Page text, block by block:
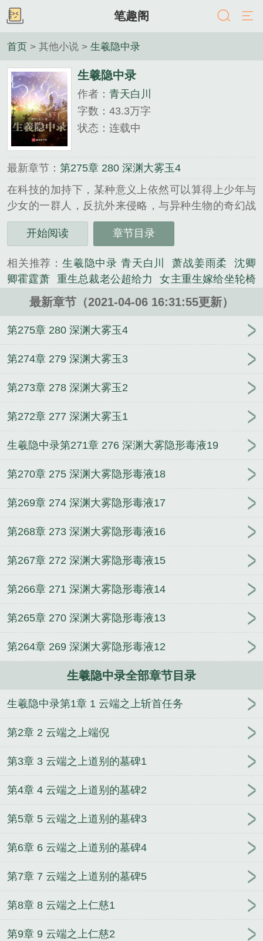
笔趣阁
首页 > 其他小说 > 生羲隐中录
生羲隐中录
作者： 青天白川
字数：43.3万字
状态：连载中
最新章节： 第275章 280 深渊大雾玉4
在科技的加持下，某种意义上依然可以算得上少年与
少女的一群人，反抗外来侵略，与异种生物的奇幻战
争。...
《生羲隐中录》是青天白川精心创作的其他小说类小
开始阅读 章节目录
相关推荐：生羲隐中录 青天白川 萧战姜雨柔
沈卿
卿霍霆萧
重生总裁老公超给力
女主重生嫁给坐轮椅
的男主
第一章 归来天歃王 秦天王敏 惊涛骇浪
游：我出生在敌人游戏区
我的人生恒河水 登龙门
墨雨柔萧梓琛
娇妻很僚人驭爷抱
萧战
山总裁宠上瘾 男仆神医 我靠废柴徒弟们续命
最新章节（2021-04-06 16:31:55更新）
第275章 280 深渊大雾玉4
第274章 279 深渊大雾玉3
第273章 278 深渊大雾玉2
第272章 277 深渊大雾玉1
生羲隐中录第271章 276 深渊大雾隐形毒液19
第270章 275 深渊大雾隐形毒液18
第269章 274 深渊大雾隐形毒液17
第268章 273 深渊大雾隐形毒液16
第267章 272 深渊大雾隐形毒液15
第266章 271 深渊大雾隐形毒液14
第265章 270 深渊大雾隐形毒液13
第264章 269 深渊大雾隐形毒液12
生羲隐中录全部章节目录
生羲隐中录第1章 1 云端之上斩首任务
第2章 2 云端之上端倪
第3章 3 云端之上道别的墓碑1
第4章 4 云端之上道别的墓碑2
第5章 5 云端之上道别的墓碑3
第6章 6 云端之上道别的墓碑4
第7章 7 云端之上道别的墓碑5
第8章 8 云端之上仁慈1
第9章 9 云端之上仁慈2